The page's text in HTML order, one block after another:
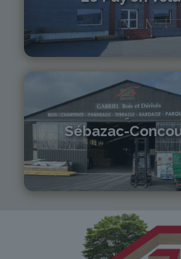
04 71 01 13 30
lepuy@gabriel-sa.fr
Sébazac-
05 81 55 83 89
monistrol@gabriel-sa.fr